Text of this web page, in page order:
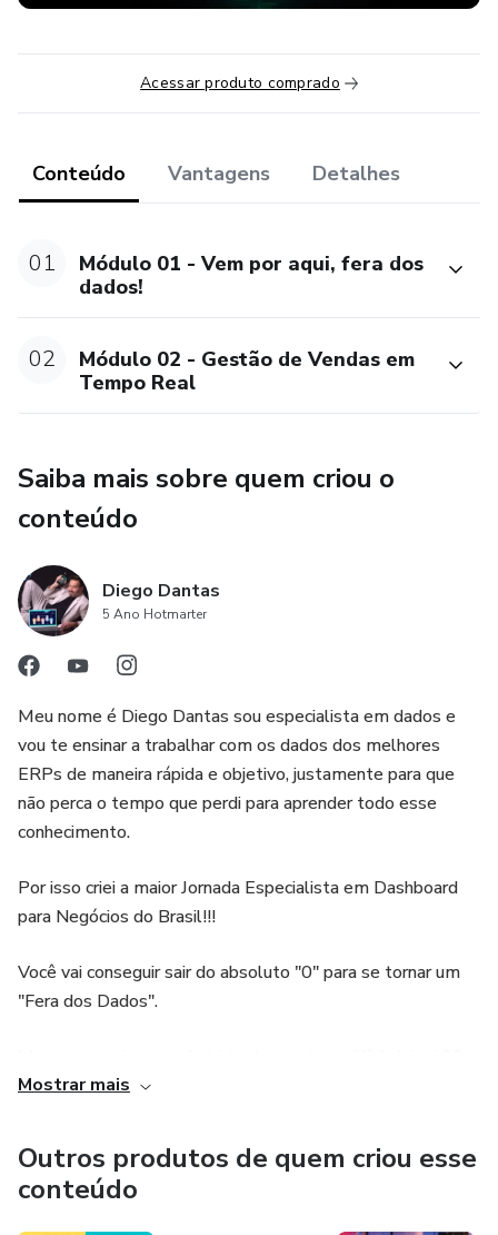
Acessar produto comprado
Conteúdo Vantagens Detalhes
01
Módulo 01 - Vem por aqui, fera dos
dados!
02
Módulo 02 - Gestão de Vendas em
Tempo Real
Saiba mais sobre quem criou o
conteúdo
Diego Dantas
5 Ano Hotmarter
Meu nome é Diego Dantas sou especialista em dados e
vou te ensinar a trabalhar com os dados dos melhores
ERPs de maneira rápida e objetivo, justamente para que
não perca o tempo que perdi para aprender todo esse
conhecimento.
Por isso criei a maior Jornada Especialista em Dashboard
para Negócios do Brasil!!!
Você vai conseguir sair do absoluto "0" para se tornar um
"Fera dos Dados".
treinamentos para que você possa começar a aprender
@senhordosdados é nessa jornada que vou te passar cada
atalho e cada aprendizado que tive em meu caminho para
você chegar mais rápido ao topo da sua carreira!
Mostrar mais
Outros produtos de quem criou esse
conteúdo